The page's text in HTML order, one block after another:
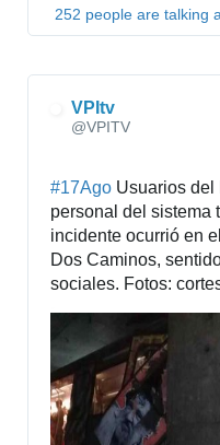
252 people are talking
VPItv
✔
@VPITV
#17Ago Usuarios del
personal del sistema
incidente ocurrió en
Dos Caminos,
sociales. Fotos: